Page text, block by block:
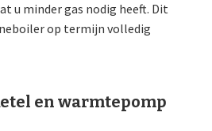
u minder gas nodig heeft. Dit
op termijn volledig
en warmtepomp